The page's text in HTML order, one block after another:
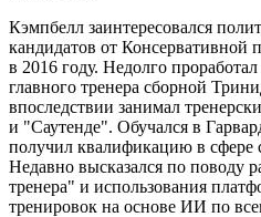
Кэмпбелл заинтересовался
кандидатов от Консервативной
в 2016 году. Недолго
главного тренера сборной
впоследствии занимал
и "Саутенде". Обучался в
получил квалификацию в сфере
Недавно высказался по поводу
тренера" и использования
тренировок на основе ИИ по